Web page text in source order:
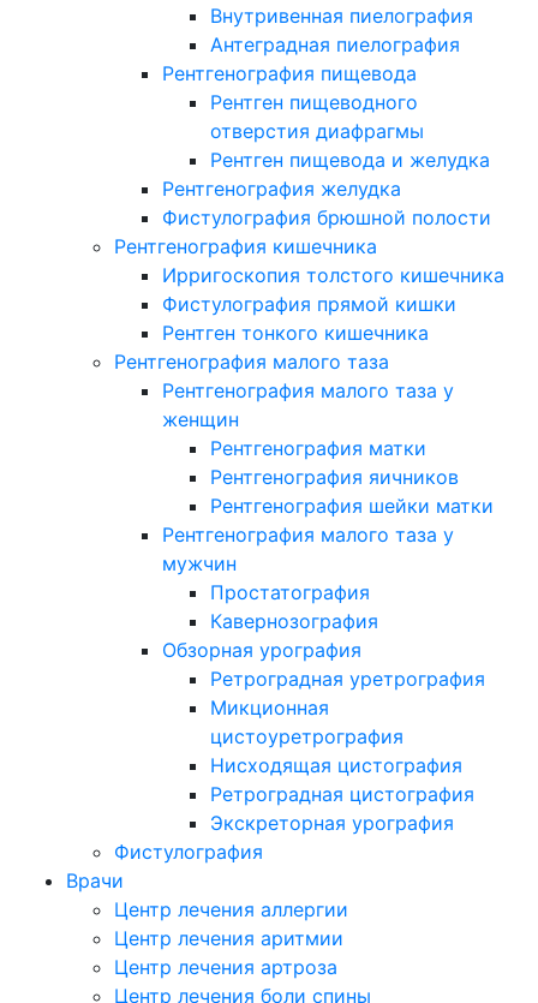
Внутривенная пиелография
Антеградная пиелография
Рентгенография пищевода
Рентген пищеводного
отверстия диафрагмы
Рентген пищевода и желудка
Рентгенография желудка
Фистулография брюшной полости
Рентгенография кишечника
Ирригоскопия толстого кишечника
Фистулография прямой кишки
Рентген тонкого кишечника
Рентгенография малого таза
Рентгенография малого таза у
женщин
Рентгенография матки
Рентгенография яичников
Рентгенография шейки матки
Рентгенография малого таза у
мужчин
Простатография
Кавернозография
Обзорная урография
Ретроградная уретрография
Микционная
цистоуретрография
Нисходящая цистография
Ретроградная цистография
Экскреторная урография
Фистулография
Врачи
Центр лечения аллергии
Центр лечения аритмии
Центр лечения артроза
Центр лечения боли спины